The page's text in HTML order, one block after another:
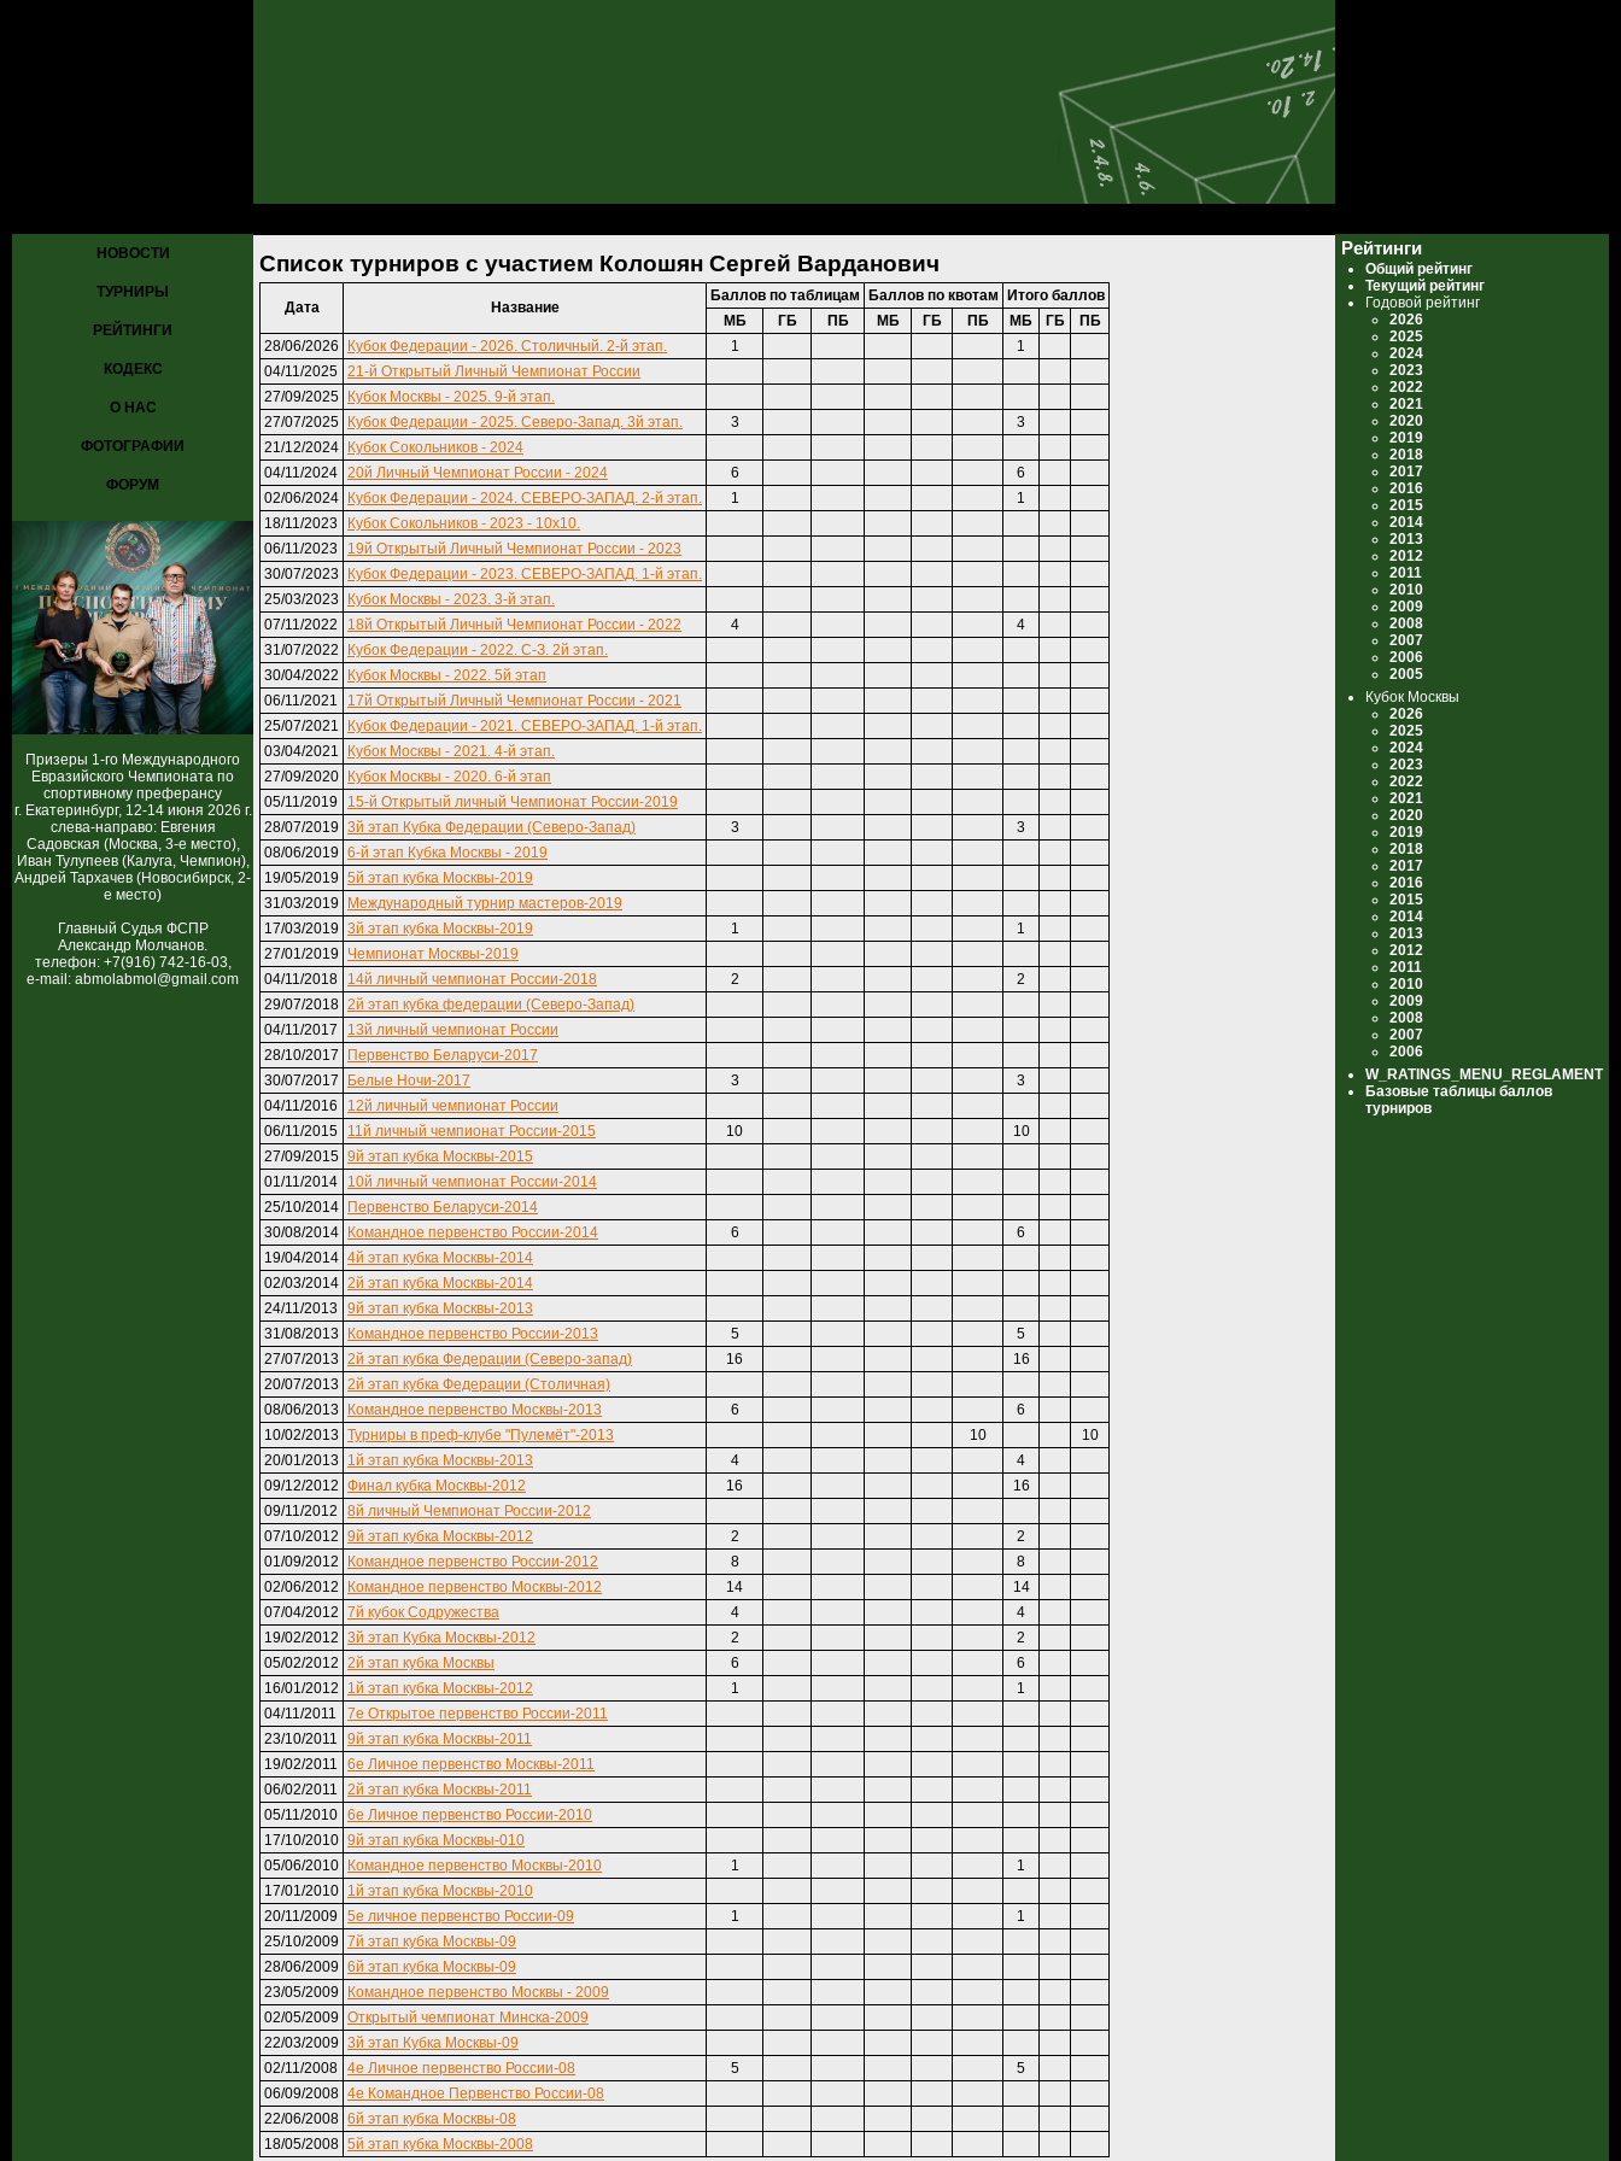
НОВОСТИ
ТУРНИРЫ
РЕЙТИНГИ
КОДЕКС
О НАС
ФОТОГРАФИИ
ФОРУМ
Призеры 1-го Международного
Евразийского Чемпионата по
спортивному преферансу
г. Екатеринбург, 12-14 июня 2026 г.
слева-направо: Евгения
Садовская (Москва, 3-е место),
Иван Тулупеев (Калуга, Чемпион),
Андрей Тархачев (Новосибирск, 2-
е место)
Главный Судья ФСПР
Александр Молчанов.
телефон: +7(916) 742-16-03,
e-mail: abmolabmol@gmail.com
Список турниров с участием Колошян Сергей Варданович
Дата Название
Баллов по таблицам Баллов по квотам
Итого баллов
МБ
ГБ ПБ МБ ГБ ПБ МБ ГБ
ПБ
28/06/2026
Кубок Федерации - 2026. Столичный. 2-й этап. 1
1
04/11/2025 21-й Открытый Личный Чемпионат России
27/09/2025
Кубок Москвы - 2025. 9-й этап.
27/07/2025
Кубок Федерации - 2025. Северо-Запад. 3й этап. 3
3
21/12/2024
Кубок Сокольников - 2024
04/11/2024 20й Личный Чемпионат России - 2024 6
6
02/06/2024
Кубок Федерации - 2024. СЕВЕРО-ЗАПАД. 2-й этап. 1
1
18/11/2023
Кубок Сокольников - 2023 - 10х10.
06/11/2023
19й Открытый Личный Чемпионат России - 2023
30/07/2023
Кубок Федерации - 2023. СЕВЕРО-ЗАПАД. 1-й этап.
25/03/2023
Кубок Москвы - 2023. 3-й этап.
07/11/2022
18й Открытый Личный Чемпионат России - 2022 4
4
31/07/2022
Кубок Федерации - 2022. С-З. 2й этап.
30/04/2022
Кубок Москвы - 2022. 5й этап
06/11/2021
17й Открытый Личный Чемпионат России - 2021
25/07/2021
Кубок Федерации - 2021. СЕВЕРО-ЗАПАД. 1-й этап.
03/04/2021
Кубок Москвы - 2021. 4-й этап.
27/09/2020
Кубок Москвы - 2020. 6-й этап
05/11/2019
15-й Открытый личный Чемпионат России-2019
28/07/2019 3й этап Кубка Федерации (Северо-Запад) 3
3
08/06/2019 6-й этап Кубка Москвы - 2019
19/05/2019 5й этап кубка Москвы-2019
31/03/2019
Международный турнир мастеров-2019
17/03/2019 3й этап кубка Москвы-2019 1
1
27/01/2019
Чемпионат Москвы-2019
04/11/2018
14й личный чемпионат России-2018 2
2
29/07/2018 2й этап кубка федерации (Северо-Запад)
04/11/2017
13й личный чемпионат России
28/10/2017
Первенство Беларуси-2017
30/07/2017
Белые Ночи-2017 3
3
04/11/2016
12й личный чемпионат России
06/11/2015
11й личный чемпионат России-2015 10
10
27/09/2015 9й этап кубка Москвы-2015
01/11/2014
10й личный чемпионат России-2014
25/10/2014
Первенство Беларуси-2014
30/08/2014
Командное первенство России-2014 6
6
19/04/2014 4й этап кубка Москвы-2014
02/03/2014 2й этап кубка Москвы-2014
24/11/2013
9й этап кубка Москвы-2013
31/08/2013
Командное первенство России-2013 5
5
27/07/2013 2й этап кубка Федерации (Северо-запад) 16
16
20/07/2013 2й этап кубка Федерации (Столичная)
08/06/2013
Командное первенство Москвы-2013 6
6
10/02/2013 Турниры в преф-клубе "Пулемёт"-2013 10
10
20/01/2013
1й этап кубка Москвы-2013 4
4
09/12/2012 Финал кубка Москвы-2012 16
16
09/11/2012
8й личный Чемпионат России-2012
07/10/2012 9й этап кубка Москвы-2012 2
2
01/09/2012
Командное первенство России-2012 8
8
02/06/2012
Командное первенство Москвы-2012 14
14
07/04/2012 7й кубок Содружества 4
4
19/02/2012 3й этап Кубка Москвы-2012 2
2
05/02/2012 2й этап кубка Москвы 6
6
16/01/2012
1й этап кубка Москвы-2012 1
1
04/11/2011
7е Открытое первенство России-2011
23/10/2011
9й этап кубка Москвы-2011
19/02/2011
6е Личное первенство Москвы-2011
06/02/2011
2й этап кубка Москвы-2011
05/11/2010 6е Личное первенство России-2010
17/10/2010 9й этап кубка Москвы-010
05/06/2010
Командное первенство Москвы-2010 1
1
17/01/2010 1й этап кубка Москвы-2010
20/11/2009
5е личное первенство России-09 1
1
25/10/2009 7й этап кубка Москвы-09
28/06/2009 6й этап кубка Москвы-09
23/05/2009
Командное первенство Москвы - 2009
02/05/2009 Открытый чемпионат Минска-2009
22/03/2009 3й этап Кубка Москвы-09
02/11/2008 4е Личное первенство России-08 5
5
06/09/2008 4е Командное Первенство России-08
22/06/2008 6й этап кубка Москвы-08
18/05/2008 5й этап кубка Москвы-2008
Рейтинги
Общий рейтинг
Текущий рейтинг
Годовой рейтинг
2026
2025
2024
2023
2022
2021
2020
2019
2018
2017
2016
2015
2014
2013
2012
2011
2010
2009
2008
2007
2006
2005
Кубок Москвы
2026
2025
2024
2023
2022
2021
2020
2019
2018
2017
2016
2015
2014
2013
2012
2011
2010
2009
2008
2007
2006
W_RATINGS_MENU_REGLAMENT
Базовые таблицы баллов
турниров